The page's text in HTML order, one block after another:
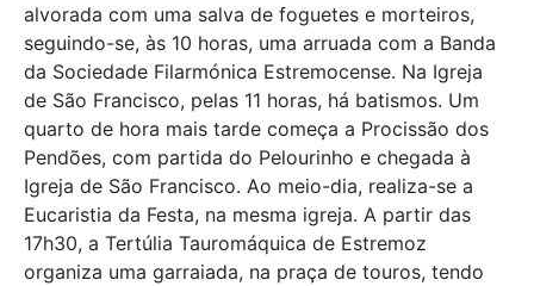
alvorada com uma salva de foguetes e morteiros,
seguindo-se, às 10 horas, uma arruada com a Banda
da Sociedade Filarmónica Estremocense. Na Igreja
de São Francisco, pelas 11 horas, há batismos. Um
quarto de hora mais tarde começa a Procissão dos
Pendões, com partida do Pelourinho e chegada à
Igreja de São Francisco. Ao meio-dia, realiza-se a
Eucaristia da Festa, na mesma igreja. A partir das
17h30, a Tertúlia Tauromáquica de Estremoz
organiza uma garraiada, na praça de touros, tendo